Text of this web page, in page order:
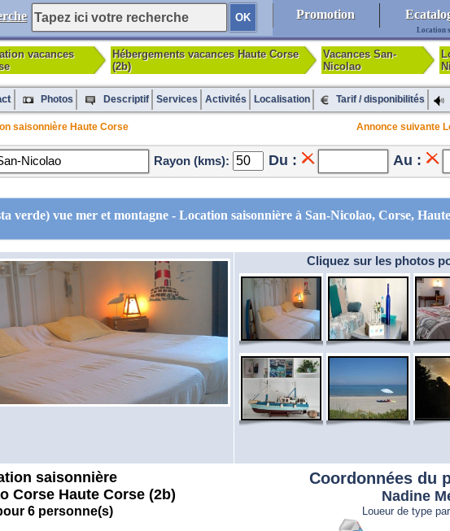
vacances
Hébergements vacances Haute Corse
(2b)
Vacances San-
Nicolao
Photos Descriptif Services Activités Localisation Tarif / disponibilités
saisonnière Haute Corse Annonce suivante
Rayon (kms): Du : Au :
verde) vue mer et montagne - Location saisonnière à San-Nicolao, Corse,
Cliquez sur les photos
saisonnière
Corse Haute Corse (2b)
6 personne(s)
Coordonnées du
Nadine
Loueur de type
Promotion
Location